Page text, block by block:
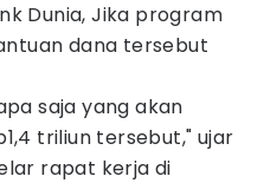
Dunia, Jika program
dana tersebut
saja yang akan
triliun tersebut," ujar
rapat kerja di